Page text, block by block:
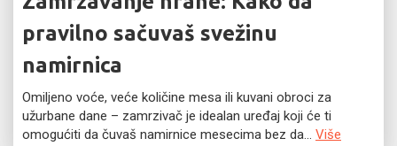
pravilno sačuvaš svežinu
namirnica
Omiljeno voće, veće količine mesa ili kuvani obroci za
užurbane dane – zamrzivač je idealan uređaj koji će ti
omogućiti da čuvaš namirnice mesecima bez da... Više